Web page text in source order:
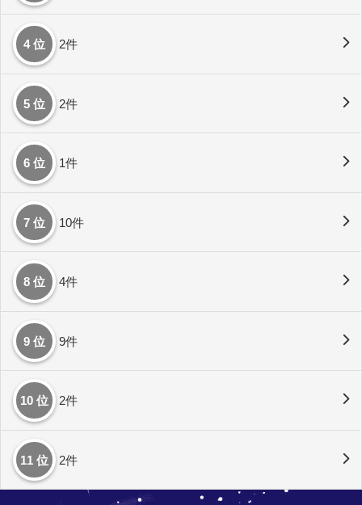
4 位 2件
5 位 2件
6 位 1件
7 位 10件
8 位 4件
9 位 9件
10 位 2件
11 位 2件